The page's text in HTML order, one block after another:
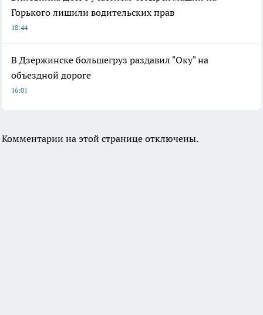
Горького лишили водительских прав
18:44
В Дзержинске большегруз раздавил "Оку" на
объездной дороге
16:01
Комментарии на этой странице отключены.